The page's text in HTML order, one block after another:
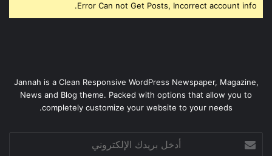
Error Can not Get Posts, Incorrect account info.
Jannah is a Clean Responsive WordPress Newspaper, Magazine,
News and Blog theme. Packed with options that allow you to
completely customize your website to your needs.
بريدك